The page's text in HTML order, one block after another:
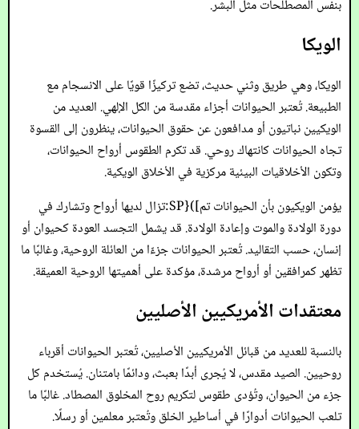
بنفس المصطلحات مثل البشر.
الويكا
الويكا، وهي طريق وثني حديث، تضع تركيزًا قويًا على الانسجام مع
الطبيعة. تُعتبر الحيوانات أجزاء مقدسة من الكل الإلهي. العديد من
الويكيين نباتيون أو مدافعون عن حقوق الحيوانات، ينظرون إلى القسوة
تجاه الحيوانات كانتهاك روحي. قد تكرم الطقوس أرواح الحيوانات،
وتكون الأخلاقيات البيئية مركزية في الأخلاق الويكية.
يؤمن الويكيون بأن الحيوانات تم]){SP:تزال لديها أرواح وتشارك في
دورة الولادة والموت وإعادة الولادة. قد يشمل التجسد العودة كحيوان أو
إنسان، حسب التقاليد. تُعتبر الحيوانات جزءًا من العائلة الروحية، وغالبًا ما
تظهر كمرافقين أو أرواح مرشدة، مؤكدة على أهميتها الروحية العميقة.
معتقدات الأمريكيين الأصليين
بالنسبة للعديد من قبائل الأمريكيين الأصليين، تُعتبر الحيوانات أقرباء
روحيين. الصيد مقدس، لا يُجرى أبدًا بعبث، ودائمًا بامتنان. يُستخدم كل
جزء من الحيوان، وتُؤدى طقوس لتكريم روح المخلوق المصطاد. غالبًا ما
تلعب الحيوانات أدوارًا في أساطير الخلق وتُعتبر معلمين أو رسلًا.